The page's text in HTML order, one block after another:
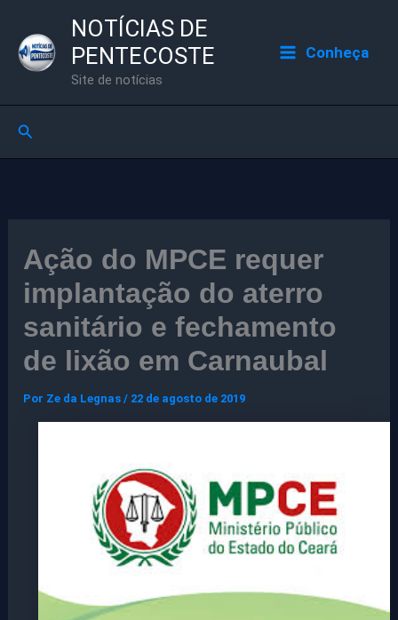
para
NOTÍCIAS DE
PENTECOSTE
Site de notícias
Conheça
Pesquisar
Ação do MPCE requer
implantação do aterro
sanitário e fechamento
de lixão em Carnaubal
Por Ze da Legnas/ 22 de agosto de 2019